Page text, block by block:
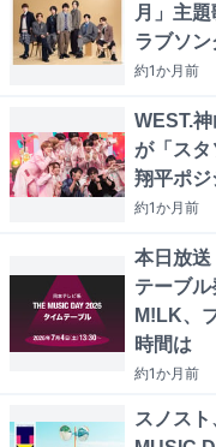
月」主
ラブソン
約1か月前
WEST.
が「ス
翔平ポジ
約1か月前
本日放
テーブル
M!LK、
時間は
約1か月前
スノス